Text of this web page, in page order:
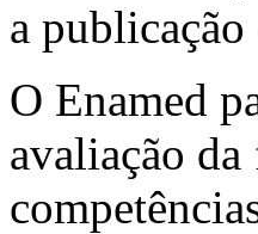
a
O Enamed
avaliação